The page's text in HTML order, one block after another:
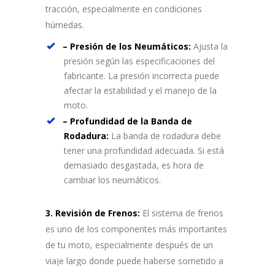
tracción, especialmente en condiciones
húmedas.
– Presión de los Neumáticos: Ajusta la
presión según las especificaciones del
fabricante. La presión incorrecta puede
afectar la estabilidad y el manejo de la
moto.
– Profundidad de la Banda de
Rodadura: La banda de rodadura debe
tener una profundidad adecuada. Si está
demasiado desgastada, es hora de
cambiar los neumáticos.
3. Revisión de Frenos: El sistema de frenos
es uno de los componentes más importantes
de tu moto, especialmente después de un
viaje largo donde puede haberse sometido a